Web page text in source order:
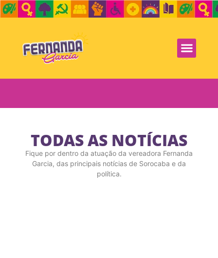
TODAS AS NOTÍCIAS
Fique por dentro da atuação da vereadora Fernanda
Garcia, das principais notícias de Sorocaba e da
política.